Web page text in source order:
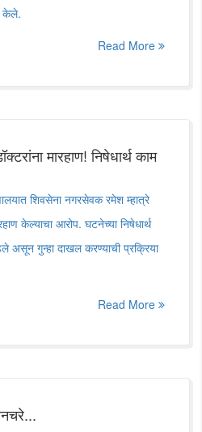
केले.
Read More
मारहाण! निषेधार्थ काम
शिवसेना नगरसेवक रमेश म्हात्रे
केल्याचा आरोप. घटनेच्या निषेधार्थ
असून गुन्हा दाखल करण्याची प्रक्रिया
Read More